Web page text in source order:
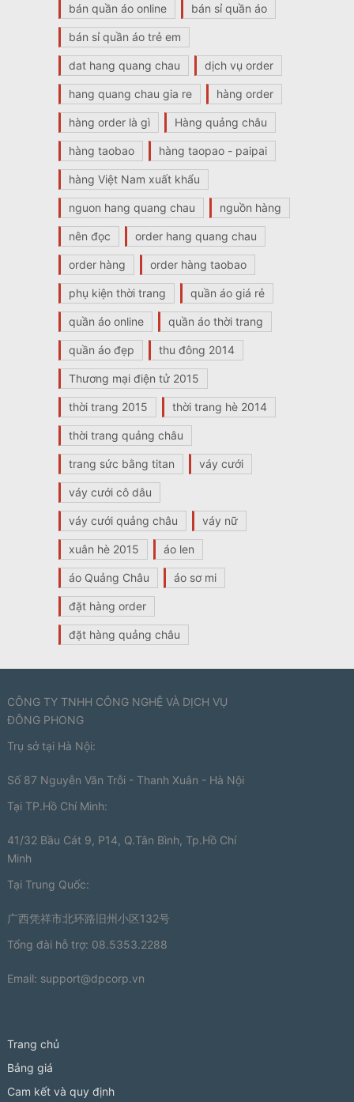
bán quần áo online bán sỉ quần áo
bán sỉ quần áo trẻ em
dat hang quang chau dịch vụ order
hang quang chau gia re hàng order
hàng order là gì Hàng quảng châu
hàng taobao hàng taopao - paipai
hàng Việt Nam xuất khẩu
nguon hang quang chau nguồn hàng
nên đọc order hang quang chau
order hàng order hàng taobao
phụ kiện thời trang quần áo giá rẻ
quần áo online quần áo thời trang
quần áo đẹp thu đông 2014
Thương mại điện tử 2015
thời trang 2015 thời trang hè 2014
thời trang quảng châu
trang sức bằng titan váy cưới
váy cưới cô dâu
váy cưới quảng châu váy nữ
xuân hè 2015 áo len
áo Quảng Châu áo sơ mi
đặt hàng order
đặt hàng quảng châu
CÔNG TY TNHH CÔNG NGHỆ VÀ DỊCH VỤ
ĐÔNG PHONG
Trụ sở tại Hà Nội:
Số 87 Nguyễn Văn Trỗi - Thanh Xuân - Hà Nội
Tại TP.Hồ Chí Minh:
41/32 Bầu Cát 9, P14, Q.Tân Bình, Tp.Hồ Chí
Minh
Tại Trung Quốc:
广西凭祥市北环路旧州小区132号
Tổng đài hỗ trợ: 08.5353.2288
Email: support@dpcorp.vn
Trang chủ
Bảng giá
Cam kết và quy định